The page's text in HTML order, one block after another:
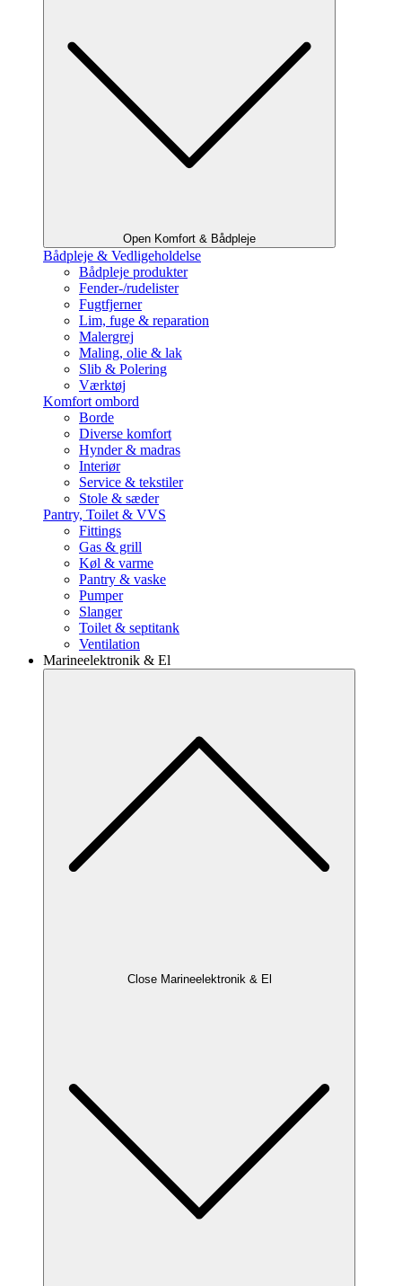
Open Komfort & Bådpleje
Bådpleje & Vedligeholdelse
Bådpleje produkter
Fender-/rudelister
Fugtfjerner
Lim, fuge & reparation
Malergrej
Maling, olie & lak
Slib & Polering
Værktøj
Komfort ombord
Borde
Diverse komfort
Hynder & madras
Interiør
Service & tekstiler
Stole & sæder
Pantry, Toilet & VVS
Fittings
Gas & grill
Køl & varme
Pantry & vaske
Pumper
Slanger
Toilet & septitank
Ventilation
Marineelektronik & El
Close Marineelektronik & El